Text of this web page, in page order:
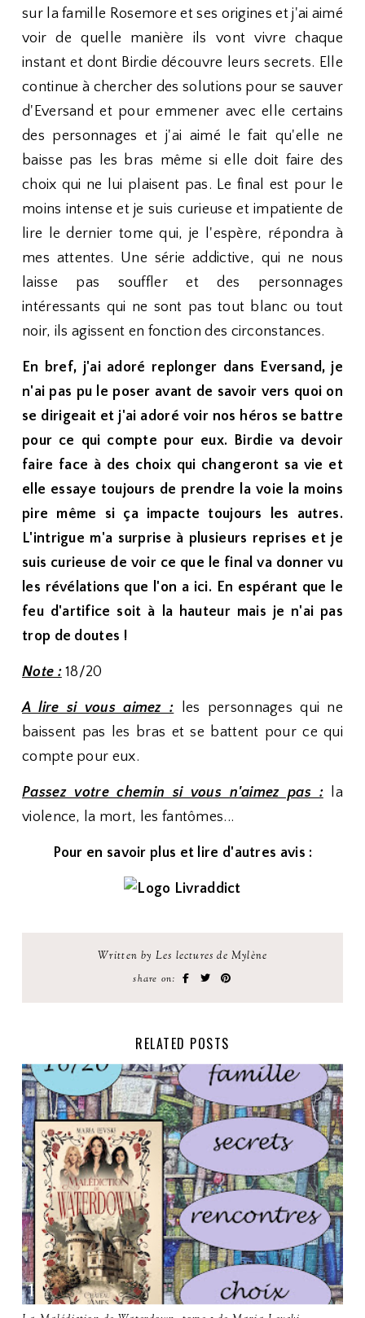
sur la famille Rosemore et ses origines et j'ai aimé
voir de quelle manière ils vont vivre chaque
instant et dont Birdie découvre leurs secrets. Elle
continue à chercher des solutions pour se sauver
d'Eversand et pour emmener avec elle certains
des personnages et j'ai aimé le fait qu'elle ne
baisse pas les bras même si elle doit faire des
choix qui ne lui plaisent pas. Le final est pour le
moins intense et je suis curieuse et impatiente de
lire le dernier tome qui, je l'espère, répondra à
mes attentes. Une série addictive, qui ne nous
laisse pas souffler et des personnages
intéressants qui ne sont pas tout blanc ou tout
noir, ils agissent en fonction des circonstances.
En bref, j'ai adoré replonger dans Eversand, je
n'ai pas pu le poser avant de savoir vers quoi on
se dirigeait et j'ai adoré voir nos héros se battre
pour ce qui compte pour eux. Birdie va devoir
faire face à des choix qui changeront sa vie et
elle essaye toujours de prendre la voie la moins
pire même si ça impacte toujours les autres.
L'intrigue m'a surprise à plusieurs reprises et je
suis curieuse de voir ce que le final va donner vu
les révélations que l'on a ici. En espérant que le
feu d'artifice soit à la hauteur mais je n'ai pas
trop de doutes !
Note :18/20
A lire si vous aimez : les personnages qui ne
baissent pas les bras et se battent pour ce qui
compte pour eux.
Passez votre chemin si vous n'aimez pas :la
violence, la mort, les fantômes...
Pour en savoir plus et lire d'autres avis :
Written by Les lectures de Mylène
share on:
RELATED POSTS